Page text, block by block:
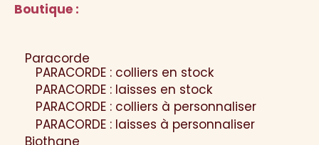
Boutique :
Paracorde
PARACORDE : colliers en stock
PARACORDE : laisses en stock
PARACORDE : colliers à personnaliser
PARACORDE : laisses à personnaliser
Biothane